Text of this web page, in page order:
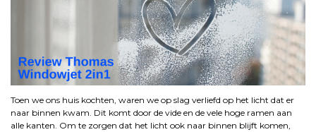
Toen we ons huis kochten, waren we op slag verliefd op het licht dat er
naar binnen kwam. Dit komt door de vide en de vele hoge ramen aan
alle kanten. Om te zorgen dat het licht ook naar binnen blijft komen,